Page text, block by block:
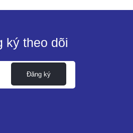
ký theo dõi
Đăng ký